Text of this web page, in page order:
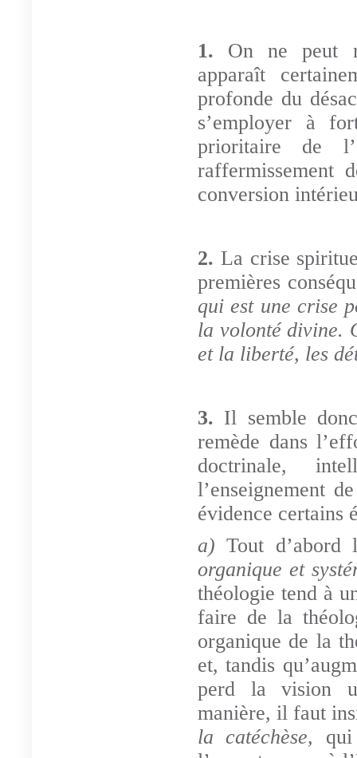
1. On ne peut
apparaît
profonde du
s’employer à
prioritaire de
raffermissement
conversion
2. La crise
premières
qui est une crise
la volonté divine.
et la liberté, les
3. Il semble
remède dans
doctrinale,
l’enseignement
évidence certains
a)Tout d’abord
organique et
théologie tend à
faire de la
organique de la
et, tandis
perd la vision
manière, il faut
la catéchèse,